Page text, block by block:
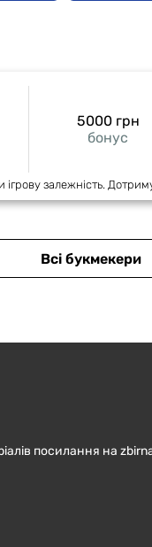
бонус
5000 грн
залежність.
Всі букмекери
посилання на